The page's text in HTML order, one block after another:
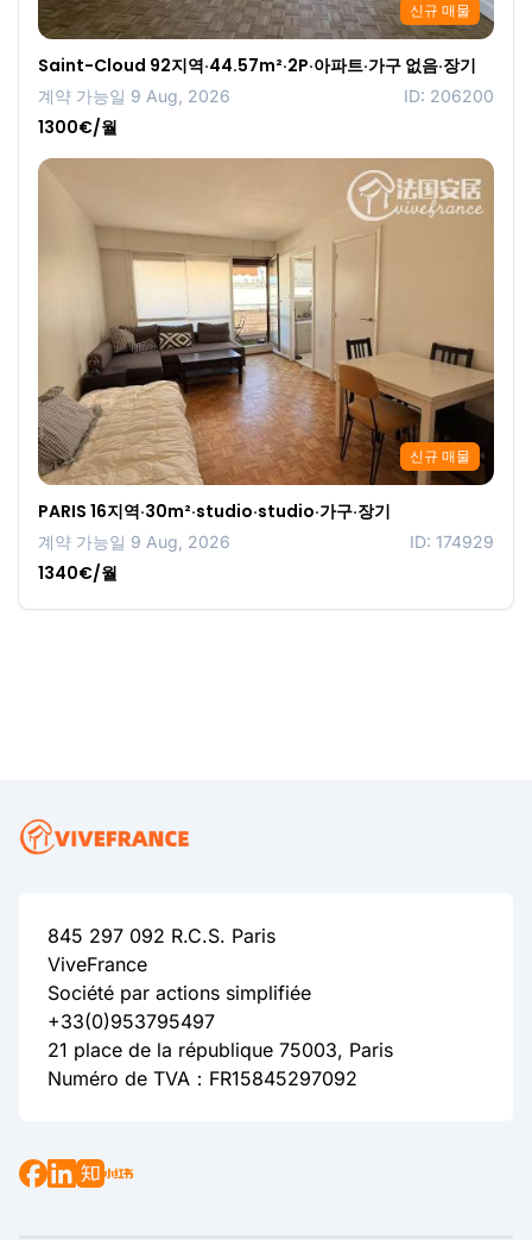
신규 매물
Saint-Cloud 92지역·44.57m²·2P·아파트·가구 없음·장기
계약 가능일 9 Aug, 2026 ID: 206200
1300€/월
신규 매물
PARIS 16지역·30m²·studio·studio·가구·장기
계약 가능일 9 Aug, 2026 ID: 174929
1340€/월
845 297 092 R.C.S. Paris
ViveFrance
Société par actions simplifiée
+33(0)953795497
21 place de la république 75003, Paris
Numéro de TVA：FR15845297092